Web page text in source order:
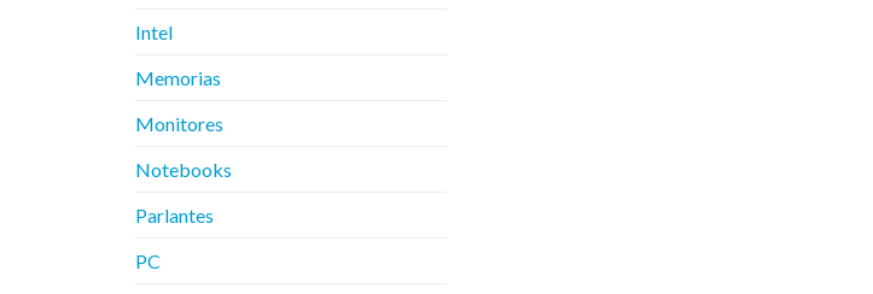
Intel
Memorias
Monitores
Notebooks
Parlantes
PC